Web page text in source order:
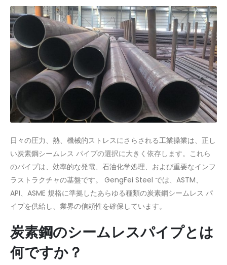
日々の圧力、熱、機械的ストレスにさらされる工業操業は、正し
い炭素鋼シームレス パイプの選択に大きく依存します。これら
のパイプは、効率的な発電、石油化学処理、および重要なインフ
ラストラクチャの基盤です。 GengFei Steel では、ASTM、
API、ASME 規格に準拠したあらゆる種類の炭素鋼シームレス パ
イプを供給し、業界の信頼性を確保しています。
炭素鋼のシームレスパイプとは
何ですか？